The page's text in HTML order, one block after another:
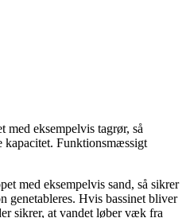
med eksempelvis tagrør, så
kapacitet. Funktionsmæssigt
med eksempelvis sand, så sikrer
genetableres. Hvis bassinet bliver
sikrer, at vandet løber væk fra